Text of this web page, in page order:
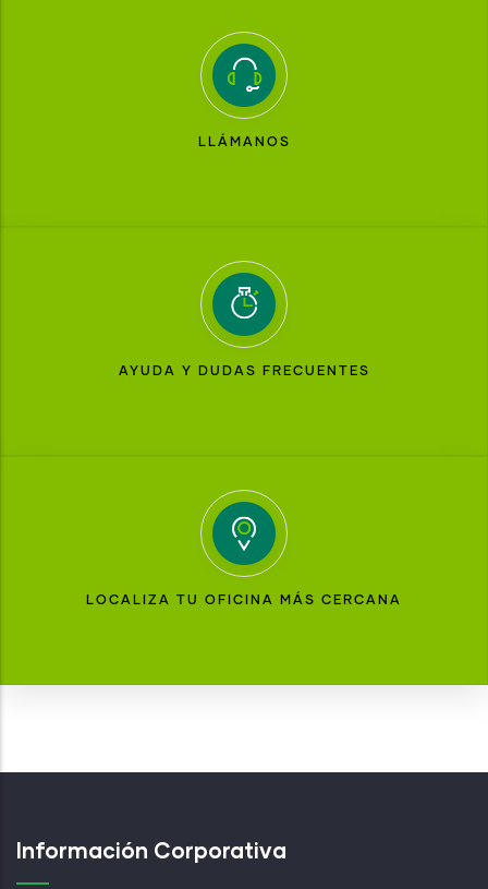
LLÁMANOS
AYUDA Y DUDAS FRECUENTES
LOCALIZA TU OFICINA MÁS CERCANA
Información Corporativa